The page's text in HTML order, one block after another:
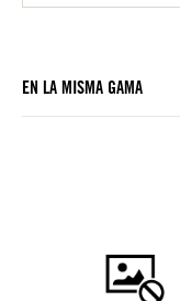
EN LA MISMA GAMA